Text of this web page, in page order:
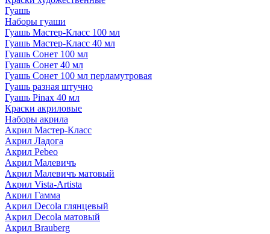
Гуашь
Наборы гуаши
Гуашь Мастер-Класс 100 мл
Гуашь Мастер-Класс 40 мл
Гуашь Сонет 100 мл
Гуашь Сонет 40 мл
Гуашь Сонет 100 мл перламутровая
Гуашь разная штучно
Гуашь Pinax 40 мл
Краски акриловые
Наборы акрила
Акрил Мастер-Класс
Акрил Ладога
Акрил Pebeo
Акрил Малевичъ
Акрил Малевичъ матовый
Акрил Vista-Artista
Акрил Гамма
Акрил Decola глянцевый
Акрил Decola матовый
Акрил Brauberg